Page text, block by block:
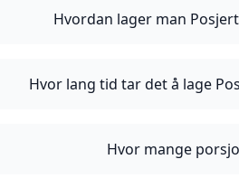
Hvordan lager man
Hvor lang tid tar det å lage
Hvor mange